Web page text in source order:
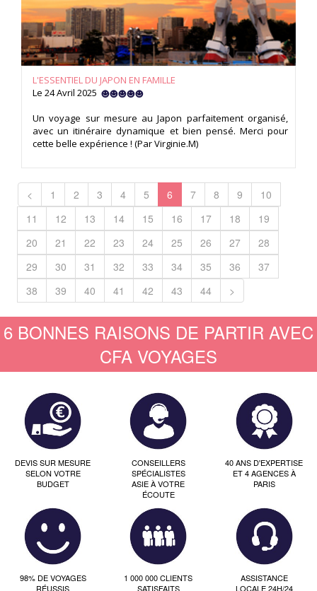
L'ESSENTIEL DU JAPON EN FAMILLE
Le 24 Avril 2025
Un voyage sur mesure au Japon parfaitement organisé,
avec un itinéraire dynamique et bien pensé. Merci pour
cette belle expérience ! (Par Virginie.M)
< 1 2 3 4 5 6 7 8 9
10
11
12 13 14 15 16 17 18
19
20
21 22 23 24 25 26 27
28
29
30 31 32 33 34 35 36
37
38
39 40 41 42 43 44 >
6 BONNES RAISONS DE PARTIR AVEC
CFA VOYAGES
DEVIS SUR MESURE
SELON VOTRE
BUDGET
CONSEILLERS
SPÉCIALISTES
ASIE À VOTRE
ÉCOUTE
40 ANS D'EXPERTISE
ET 4 AGENCES À
PARIS
98% DE VOYAGES
RÉUSSIS
1 000 000 CLIENTS
SATISFAITS
ASSISTANCE
LOCALE 24H/24